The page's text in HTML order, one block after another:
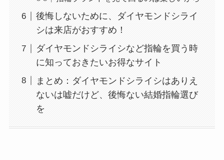
後悔しないために、ダイヤモンドシライ
シは来店がおすすめ！
ダイヤモンドシライシなど指輪を買う時
に知っておきたいお得なサイト
まとめ：ダイヤモンドシライシはありえ
ないは嘘だけど、後悔ない結婚指輪選び
を